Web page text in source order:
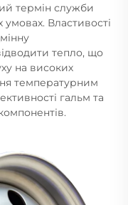
термін служби
умовах. Властивості
тепло, що
на високих
температурним
гальм та